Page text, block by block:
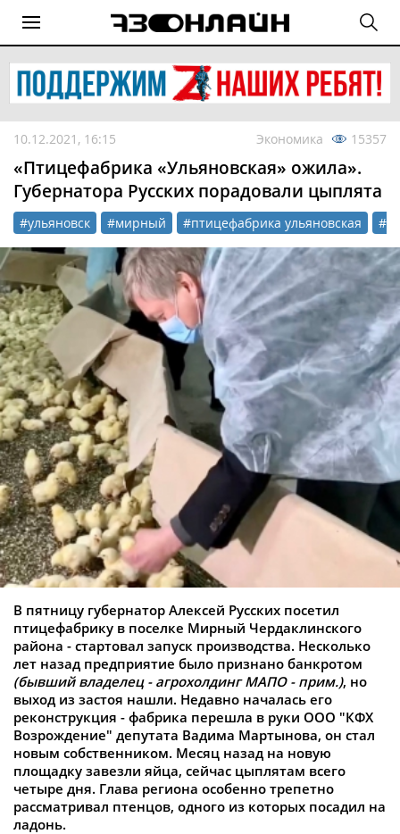
10.12.2021, 16:15 Экономика 15357
«Птицефабрика «Ульяновская» ожила».
Губернатора Русских порадовали цыплята
#ульяновск #мирный #птицефабрика ульяновская
В пятницу губернатор Алексей Русских посетил
птицефабрику в поселке Мирный Чердаклинского
района - стартовал запуск производства. Несколько
лет назад предприятие было признано банкротом
(бывший владелец - агрохолдинг МАПО - прим.), но
выход из застоя нашли. Недавно началась его
реконструкция - фабрика перешла в руки ООО "КФХ
Возрождение" депутата Вадима Мартынова, он стал
новым собственником. Месяц назад на новую
площадку завезли яйца, сейчас цыплятам всего
четыре дня. Глава региона особенно трепетно
рассматривал птенцов, одного из которых посадил на
ладонь.